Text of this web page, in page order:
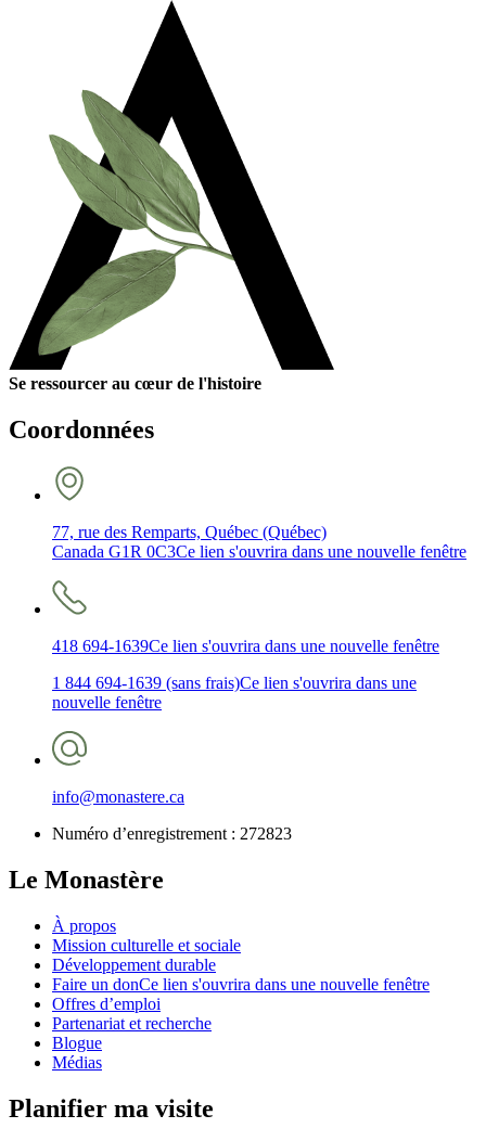
Se ressourcer au cœur de l'histoire
Coordonnées
77, rue des Remparts, Québec (Québec)
Canada G1R 0C3Ce lien s'ouvrira dans une nouvelle fenêtre
418 694-1639Ce lien s'ouvrira dans une nouvelle fenêtre
1 844 694-1639 (sans frais)Ce lien s'ouvrira dans une
nouvelle fenêtre
info@monastere.ca
Numéro d’enregistrement : 272823
Le Monastère
À propos
Mission culturelle et sociale
Développement durable
Faire un donCe lien s'ouvrira dans une nouvelle fenêtre
Offres d’emploi
Partenariat et recherche
Blogue
Médias
Planifier ma visite